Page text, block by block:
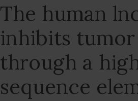
The human
inhibits
through a
sequence